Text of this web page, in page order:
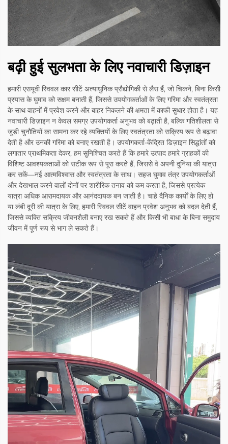
बढ़ी हुई सुलभता के लिए नवाचारी डिज़ाइन
हमारी एसयूवी स्विवल कार सीटें अत्याधुनिक प्रौद्योगिकी से लैस हैं, जो चिकने, बिना किसी
प्रयास के घुमाव को सक्षम बनाती हैं, जिससे उपयोगकर्ताओं के लिए गरिमा और स्वतंत्रता
के साथ वाहनों में प्रवेश करने और बाहर निकलने की क्षमता में काफी सुधार होता है। यह
नवाचारी डिज़ाइन न केवल समग्र उपयोगकर्ता अनुभव को बढ़ाती है, बल्कि गतिशीलता से
जुड़ी चुनौतियों का सामना कर रहे व्यक्तियों के लिए स्वतंत्रता को सक्रिय रूप से बढ़ावा
देती है और उनकी गरिमा को बनाए रखती है। उपयोगकर्ता-केंद्रित डिज़ाइन सिद्धांतों को
लगातार प्राथमिकता देकर, हम सुनिश्चित करते हैं कि हमारे उत्पाद हमारे ग्राहकों की
विशिष्ट आवश्यकताओं को सटीक रूप से पूरा करते हैं, जिससे वे अपनी दुनिया की यात्रा
कर सकें—नई आत्मविश्वास और स्वतंत्रता के साथ। सहज घुमाव तंत्र उपयोगकर्ताओं
और देखभाल करने वालों दोनों पर शारीरिक तनाव को कम करता है, जिससे प्रत्येक
यात्रा अधिक आरामदायक और आनंददायक बन जाती है। चाहे दैनिक कार्यों के लिए हो
या लंबी दूरी की यात्रा के लिए, हमारी स्विवल सीटें वाहन प्रवेश अनुभव को बदल देती हैं,
जिससे व्यक्ति सक्रिय जीवनशैली बनाए रख सकते हैं और किसी भी बाधा के बिना समुदाय
जीवन में पूर्ण रूप से भाग ले सकते हैं।